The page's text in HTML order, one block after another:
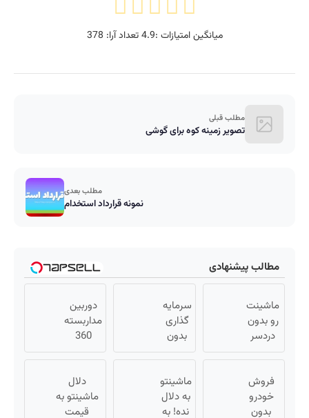
میانگین امتیازات :4.9تعداد آرا: 378
مطلب قبلی
تصویر زمینه کوه برای گوشی
مطلب بعدی
نمونه قرارداد استخدام
مطالب پیشنهادی
ماشینت
رو بدون
دردسر
بفروش |
کمسیون
😍
سرمایه
گذاری
بدون
ریسک
38
درصد
سالانه
دوربین
مداربسته
360
درجه |
آسان و
راحت
فروش
خودرو
بدون
ماشینتو
به دلال
نده! به
دلال
ماشینتو به
قیمت